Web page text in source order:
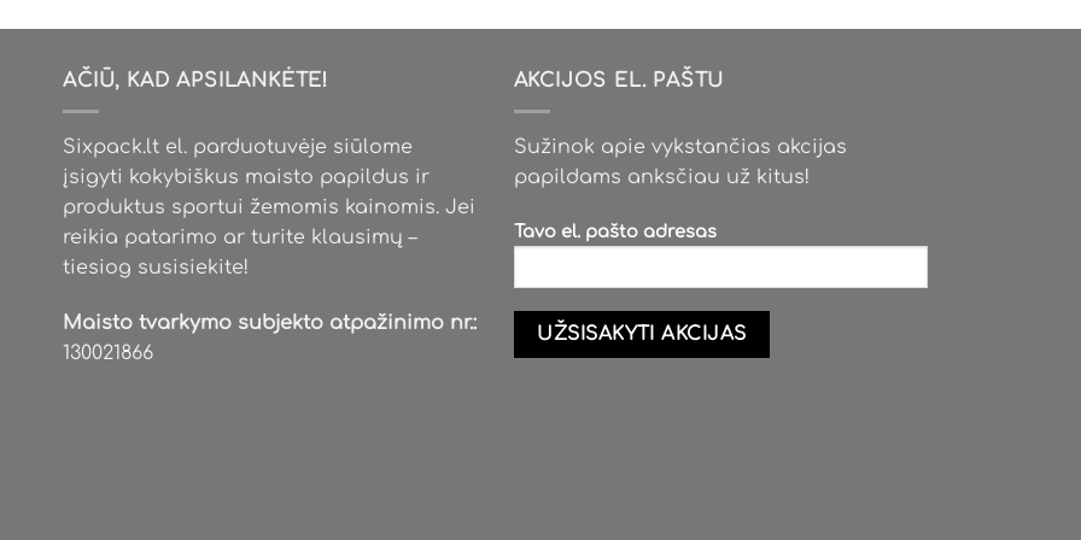
options
chosen
on
the
product
page
options
chosen
on
the
product
options
chosen
on
product
chosen
product
AČIŪ, KAD APSILANKĖTE!
Sixpack.lt el. parduotuvėje siūlome
įsigyti kokybiškus maisto papildus ir
produktus sportui žemomis kainomis. Jei
reikia patarimo ar turite klausimų –
tiesiog susisiekite!
Maisto tvarkymo subjekto atpažinimo nr.:
130021866
AKCIJOS EL. PAŠTU
Sužinok apie vykstančias akcijas
papildams anksčiau už kitus!
Tavo el. pašto adresas